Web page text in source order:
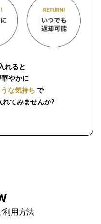
れると
やかに
な気持ち で
れてみませんか?
利用方法